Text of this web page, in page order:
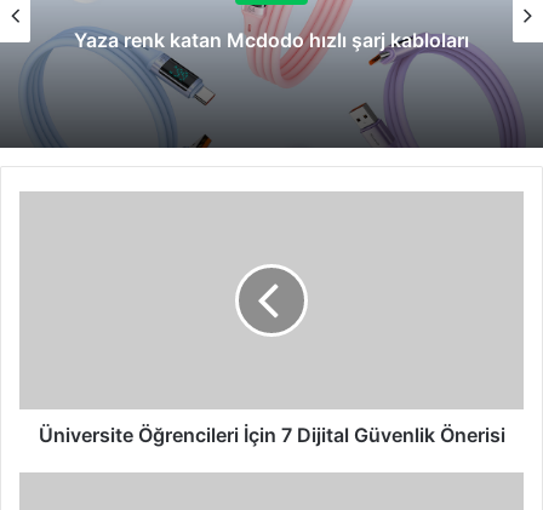
Yaza renk katan Mcdodo hızlı şarj kabloları
Üniversite Öğrencileri İçin 7 Dijital Güvenlik Önerisi